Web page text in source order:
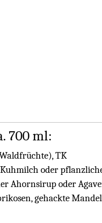
700 ml:
TK
oder
Ahornsirup oder
gehackte